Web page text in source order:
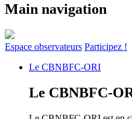
Main navigation
Espace observateurs Participez !
Le CBNBFC-ORI
Le CBNBFC-